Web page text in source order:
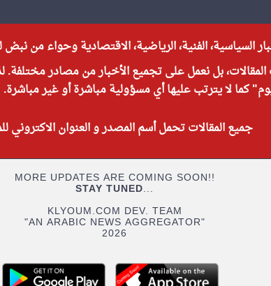
الفنية، الرياضية، الاقتصادية وحواء من
بل نعمل على تجميع الأخبار من مصادر مختلفة.
لا يترتب عليها أي مسؤولية مباشرة أو غير مباشرة.
جميع المقالات تحمل أسم المصدر و العنوان الاكتروني
MORE UPDATES ARE COMING SOON!!
STAY TUNED...
KLYOUM.COM DEV. TEAM
"AN ARABIC NEWS AGGREGATOR"
2026